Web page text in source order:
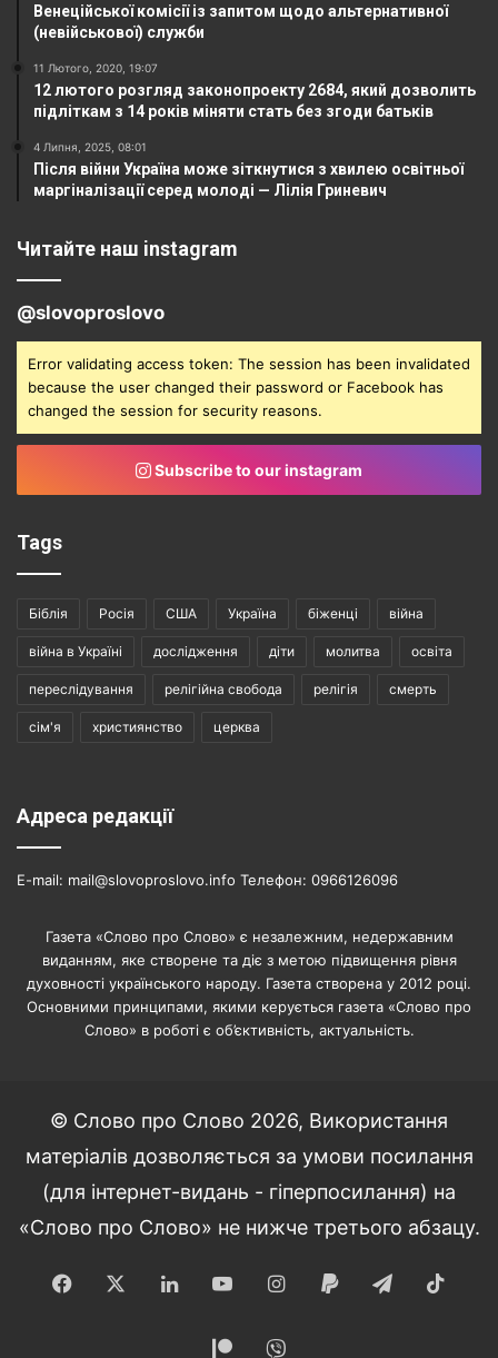
Венеційської комісії із запитом щодо альтернативної
(невійськової) служби
11 Лютого, 2020, 19:07
12 лютого розгляд законопроекту 2684, який дозволить
підліткам з 14 років міняти стать без згоди батьків
4 Липня, 2025, 08:01
Після війни Україна може зіткнутися з хвилею освітньої
маргіналізації серед молоді — Лілія Гриневич
Читайте наш instagram
@slovoproslovo
Error validating access token: The session has been invalidated
because the user changed their password or Facebook has
changed the session for security reasons.
Subscribe to our instagram
Tags
Біблія Росія США Україна біженці війна
війна в Україні дослідження діти молитва освіта
переслідування релігійна свобода релігія смерть
сім'я християнство церква
Адреса редакції
E-mail: mail@slovoproslovo.info Телефон: 0966126096
Газета «Слово про Слово» є незалежним, недержавним
виданням, яке створене та діє з метою підвищення рівня
духовності українського народу. Газета створена у 2012 році.
Основними принципами, якими керується газета «Слово про
Слово» в роботі є об’єктивність, актуальність.
© Слово про Слово 2026, Використання
матеріалів дозволяється за умови посилання
(для інтернет-видань - гіперпосилання) на
«Слово про Слово» не нижче третього абзацу.
Facebook LinkedInYouTubeInstagram
Paypal Telegram
Patreon